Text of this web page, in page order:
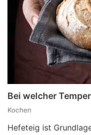
Bei welcher
Kochen
Hefeteig ist